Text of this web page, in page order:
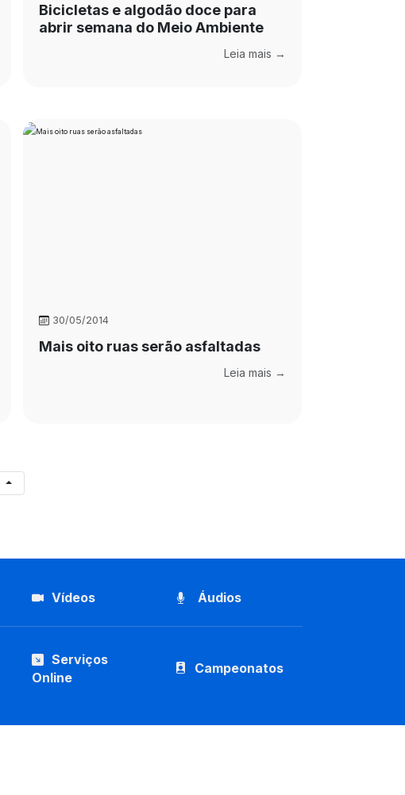
Bicicletas e algodão doce para
abrir semana do Meio Ambiente
Leia mais →
30/05/2014
Mais oito ruas serão asfaltadas
Leia mais →
Vídeos Áudios
Serviços
Online
Campeonatos